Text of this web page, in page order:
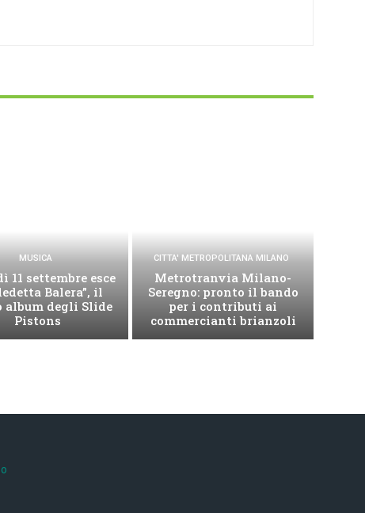
MUSICA
11 settembre esce
Balera”, il
album degli Slide
Pistons
CITTA' METROPOLITANA MILANO
Metrotranvia Milano-
Seregno: pronto il bando
per i contributi ai
commercianti brianzoli